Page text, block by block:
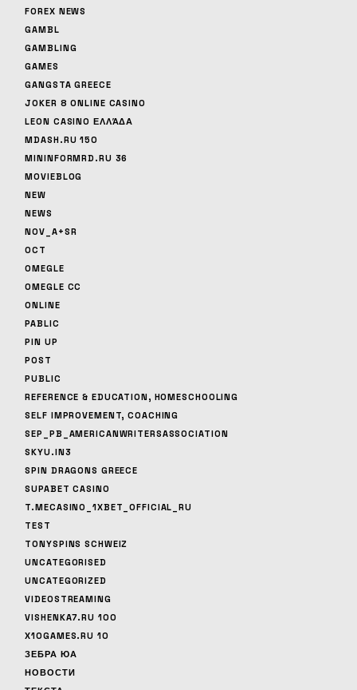
FOREX NEWS
GAMBL
GAMBLING
GAMES
GANGSTA GREECE
JOKER 8 ONLINE CASINO
LEON CASINO ΕΛΛΆΔΑ
MDASH.RU 150
MININFORMRD.RU 36
MOVIEBLOG
NEW
NEWS
NOV_A+SR
OCT
OMEGLE
OMEGLE CC
ONLINE
PABLIC
PIN UP
POST
PUBLIC
REFERENCE & EDUCATION, HOMESCHOOLING
SELF IMPROVEMENT, COACHING
SEP_PB_AMERICANWRITERSASSOCIATION
SKYU.IN3
SPIN DRAGONS GREECE
SUPABET CASINO
T.MECASINO_1XBET_OFFICIAL_RU
TEST
TONYSPINS SCHWEIZ
UNCATEGORISED
UNCATEGORIZED
VIDEOSTREAMING
VISHENKA7.RU 100
X10GAMES.RU 10
ЗЕБРА ЮА
НОВОСТИ